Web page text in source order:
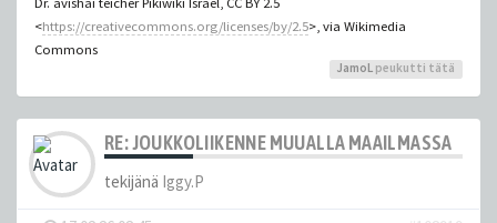
<https://creativecommons.org/licenses/by/2.5>, via Wikimedia
Commons
JamoL peukutti tätä
RE: JOUKKOLIIKENNE MUUALLA MAAILMASSA
tekijänä Iggy.P